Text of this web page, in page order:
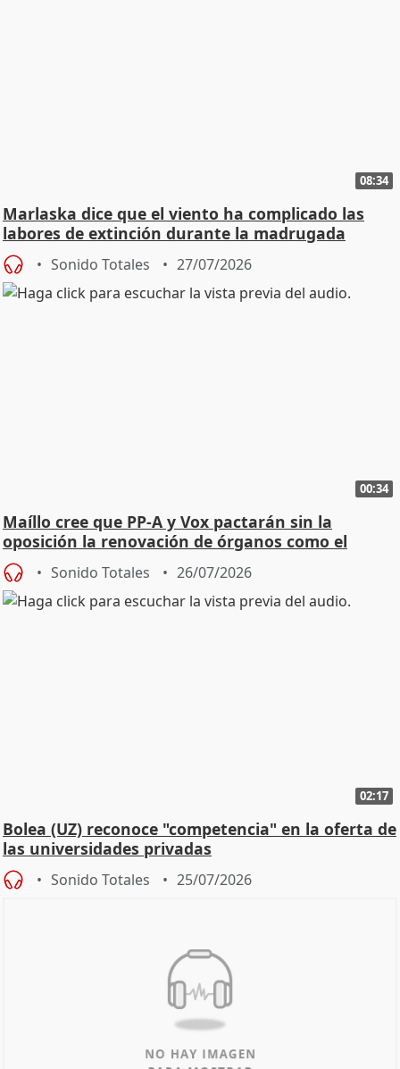
08:34
Marlaska dice que el viento ha complicado las
labores de extinción durante la madrugada
Sonido Totales 27/07/2026
00:34
Maíllo cree que PP-A y Vox pactarán sin la
oposición la renovación de órganos como el
Defensor
Sonido Totales 26/07/2026
02:17
Bolea (UZ) reconoce "competencia" en la oferta de
las universidades privadas
Sonido Totales 25/07/2026